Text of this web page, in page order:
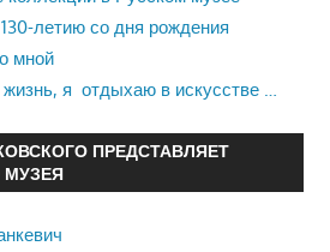
летию со дня рождения
мной
жизнь, я отдыхаю в искусстве …
ПРЕДСТАВЛЯЕТ
МУЗЕЯ